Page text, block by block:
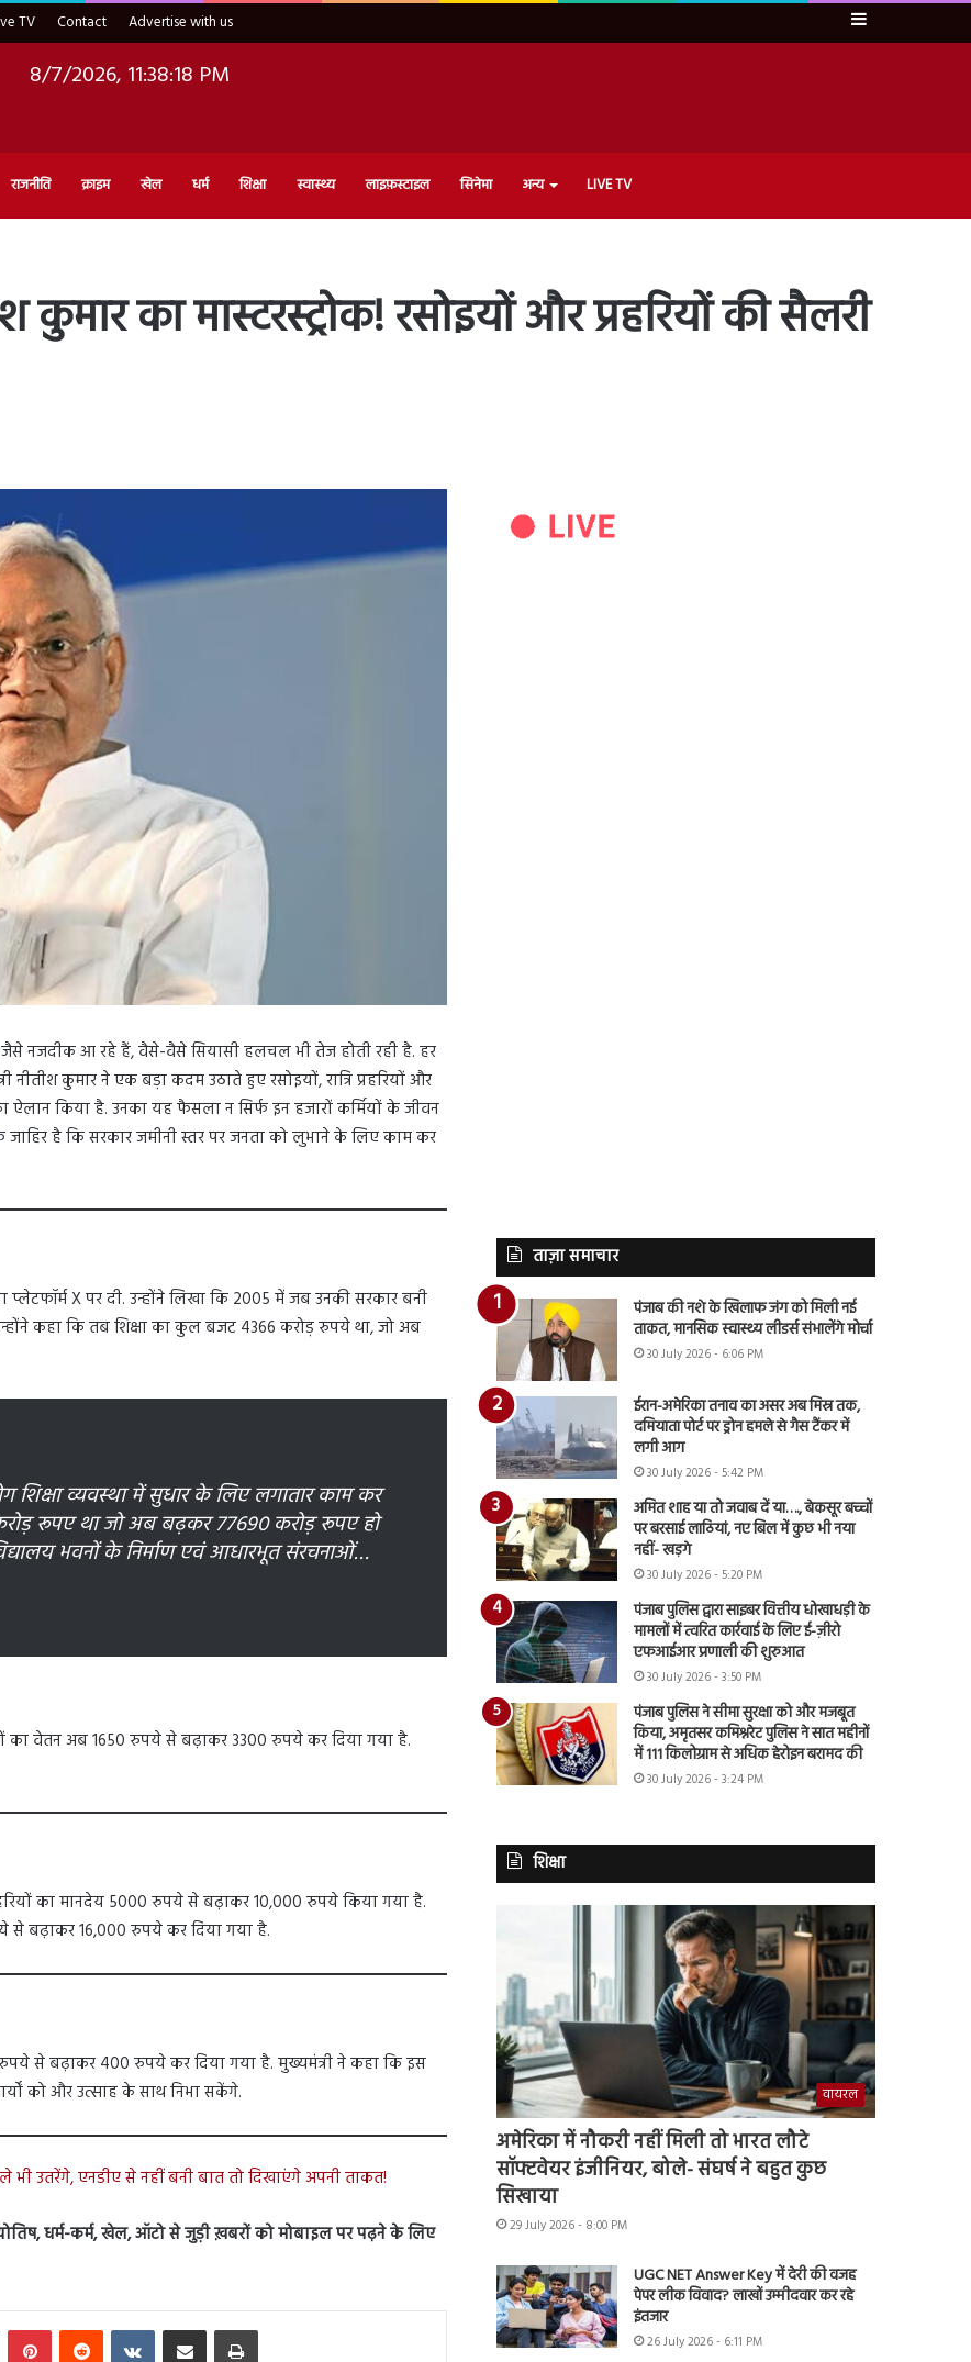
TV Contact Advertise with us Sidebar
8/7/2026, 11:38:19 PM
राजनीति क्राइम खेल धर्म शिक्षा स्वास्थ्य लाइफ़स्टाइल सिनेमा अन्य LIVE TV
का मास्टरस्ट्रोक! रसोइयों और प्रहरियों की सैलरी
जैसे नजदीक आ रहे हैं, वैसे-वैसे सियासी हलचल भी तेज होती रही है. हर
नीतीश कुमार ने एक बड़ा कदम उठाते हुए रसोइयों, रात्रि प्रहरियों और
ऐलान किया है. उनका यह फैसला न सिर्फ इन हजारों कर्मियों के जीवन
है कि सरकार जमीनी स्तर पर जनता को लुभाने के लिए काम कर
X पर दी. उन्होंने लिखा कि 2005 में जब उनकी सरकार बनी
कहा कि तब शिक्षा का कुल बजट 4366 करोड़ रुपये था, जो अब
व्यवस्था में सुधार के लिए लगातार काम कर
रूपए था जो अब बढ़कर 77690 करोड़ रूपए हो
भवनों के निर्माण एवं आधारभूत संरचनाओं…
का वेतन अब 1650 रुपये से बढ़ाकर 3300 रुपये कर दिया गया है.
का मानदेय 5000 रुपये से बढ़ाकर 10,000 रुपये किया गया है.
से बढ़ाकर 16,000 रुपये कर दिया गया है.
रुपये से बढ़ाकर 400 रुपये कर दिया गया है. मुख्यमंत्री ने कहा कि इस
को और उत्साह के साथ निभा सकेंगे.
उतरेंगे, एनडीए से नहीं बनी बात तो दिखाएंगे अपनी ताकत!
धर्म-कर्म, खेल, ऑटो से जुड़ी ख़बरों को मोबाइल पर पढ़ने के लिए
Tumblr PinterestReddit VKontakteShare via Email Print
ताज़ा समाचार
पंजाब की नशे के खिलाफ जंग को मिली नई
ताकत, मानसिक स्वास्थ्य लीडर्स संभालेंगे मोर्चा
30 July 2026 - 6:06 PM
ईरान-अमेरिका तनाव का असर अब मिस्र तक,
दमियाता पोर्ट पर ड्रोन हमले से गैस टैंकर में
लगी आग
30 July 2026 - 5:42 PM
अमित शाह या तो जवाब दें या…., बेकसूर बच्चों
पर बरसाई लाठियां, नए बिल में कुछ भी नया
नहीं- खड़गे
30 July 2026 - 5:20 PM
पंजाब पुलिस द्वारा साइबर वित्तीय धोखाधड़ी के
मामलों में त्वरित कार्रवाई के लिए ई-ज़ीरो
एफआईआर प्रणाली की शुरुआत
30 July 2026 - 3:50 PM
पंजाब पुलिस ने सीमा सुरक्षा को और मजबूत
किया, अमृतसर कमिश्नरेट पुलिस ने सात महीनों
में 111 किलोग्राम से अधिक हेरोइन बरामद की
30 July 2026 - 3:24 PM
शिक्षा
वायरल
अमेरिका में नौकरी नहीं मिली तो भारत लौटे
सॉफ्टवेयर इंजीनियर, बोले- संघर्ष ने बहुत कुछ
सिखाया
29 July 2026 - 8:00 PM
UGC NET Answer Key में देरी की वजह
पेपर लीक विवाद? लाखों उम्मीदवार कर रहे
इंतजार
26 July 2026 - 6:11 PM